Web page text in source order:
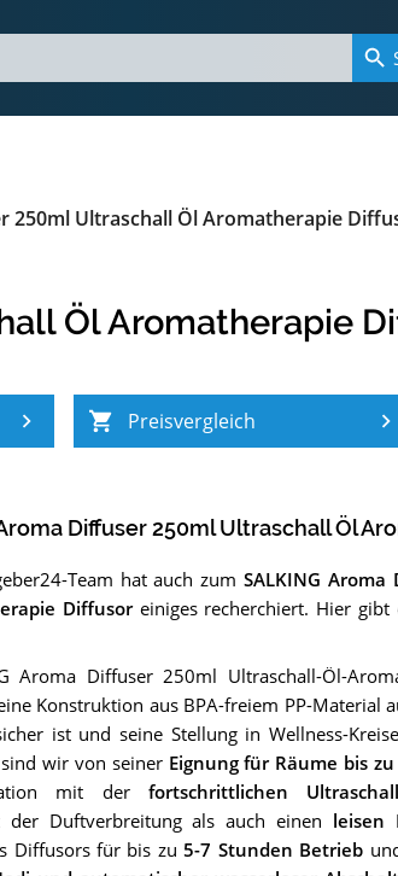
250ml Ultraschall Öl Aromatherapie
Öl Aromatherapie
Preisvergleich
Diffuser 250ml Ultraschall Öl
Team hat auch zumSALKING
Diffusoreiniges recherchiert. Hier gibt
Aroma Diffuser 250ml Ultraschall-Öl-
Konstruktion aus BPA-freiem PP-Material
ist und seine Stellung in Wellness-
wir von seiner Eignung für Räume bis
mit derfortschrittlichen
der Duftverbreitung als auch einen leisen
Diffusors für bis zu5-7 Stunden Betrieb